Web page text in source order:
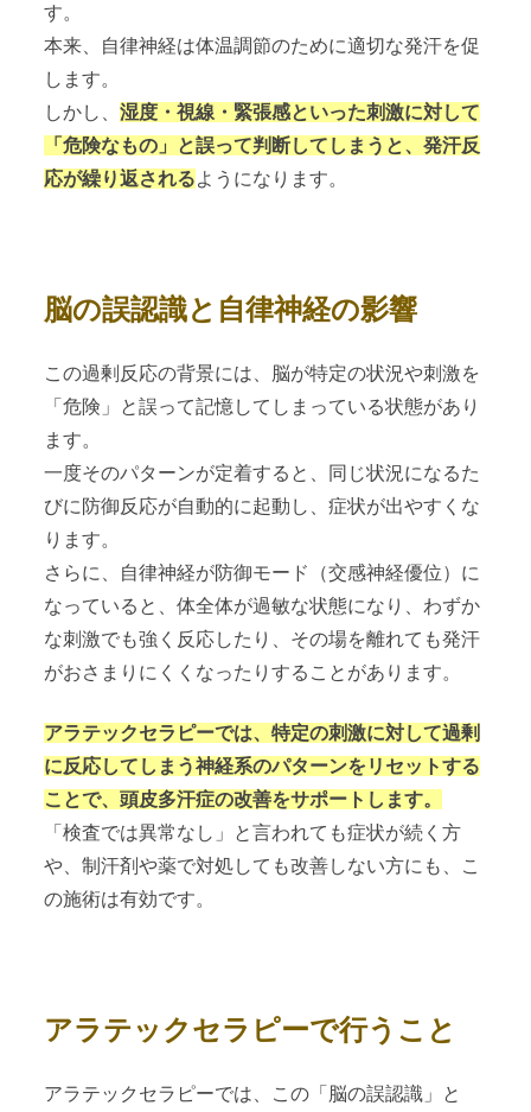
す。
本来、自律神経は体温調節のために適切な発汗を促
します。
しかし、湿度・視線・緊張感といった刺激に対して
「危険なもの」と誤って判断してしまうと、発汗反
応が繰り返されるようになります。
脳の誤認識と自律神経の影響
この過剰反応の背景には、脳が特定の状況や刺激を
「危険」と誤って記憶してしまっている状態があり
ます。
一度そのパターンが定着すると、同じ状況になるた
びに防御反応が自動的に起動し、症状が出やすくな
ります。
さらに、自律神経が防御モード（交感神経優位）に
なっていると、体全体が過敏な状態になり、わずか
な刺激でも強く反応したり、その場を離れても発汗
がおさまりにくくなったりすることがあります。
アラテックセラピーでは、特定の刺激に対して過剰
に反応してしまう神経系のパターンをリセットする
ことで、頭皮多汗症の改善をサポートします。
「検査では異常なし」と言われても症状が続く方
や、制汗剤や薬で対処しても改善しない方にも、こ
の施術は有効です。
アラテックセラピーで行うこと
アラテックセラピーでは、この「脳の誤認識」と